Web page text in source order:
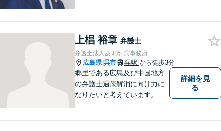
など。話しにくいことも安心
してご相談ください。あなた
の気持ちに寄り添い、丁寧に
お応えします。
上椙 裕章 弁護士
弁護士法人あすか 呉事務所
広島県|呉市 呉駅 から徒歩3分
郷里である広島及び中国地方
の弁護士過疎解消に向け力に
なりたいと考えています。
詳細を見
る